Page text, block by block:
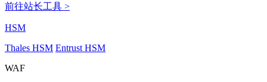
前往站长工具 >
HSM
Thales HSM Entrust HSM
WAF